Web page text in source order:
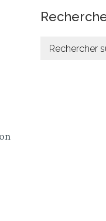
Rechercher: